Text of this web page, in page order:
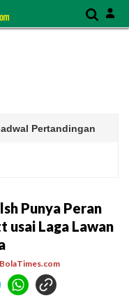
Pertandingan
Punya Peran
usai Laga Lawan
BolaTimes.com